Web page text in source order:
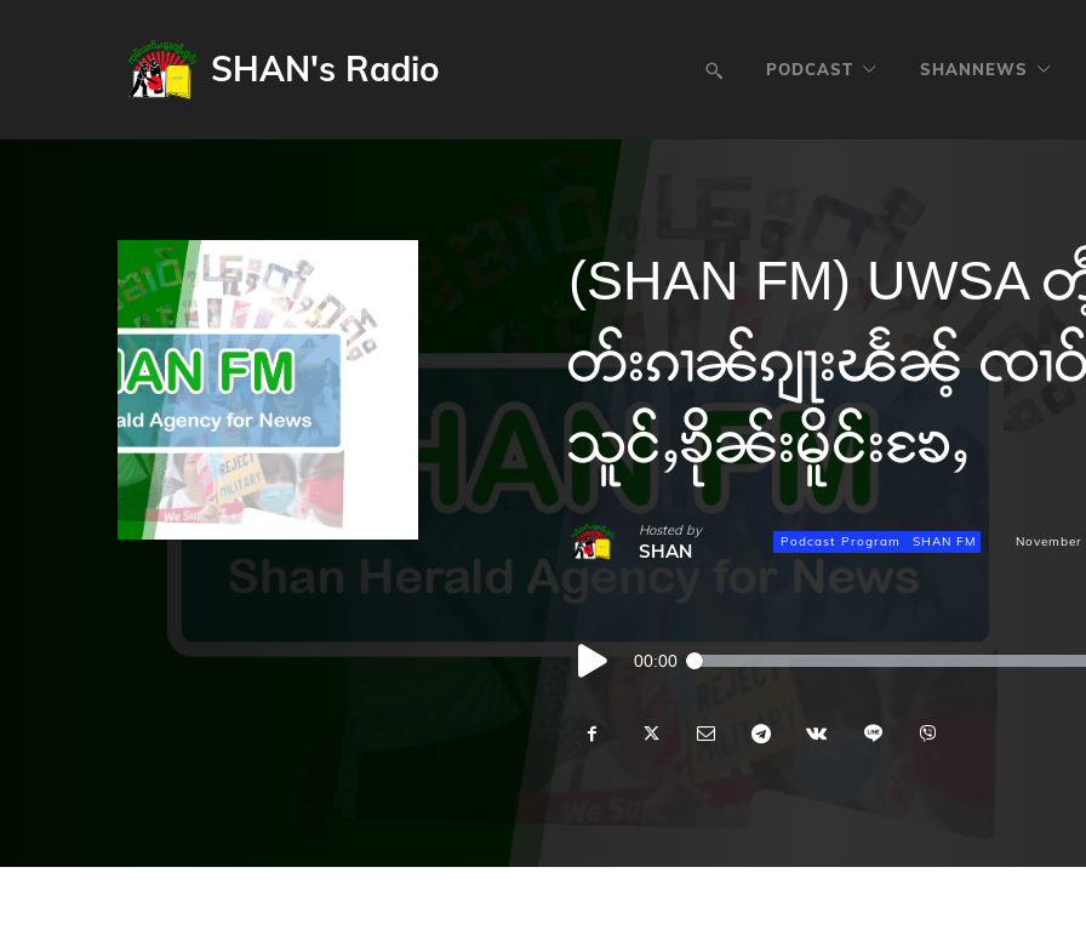
SHAN's Radio PODCAST SHANNEWS
(SHAN FM)
တ်းၵၢၼ်ၵျႃးၽႅၼ့် ၸၢဝ်
သူင်ႇၶိုၼ်းမိူင်းၶႄႇ
Hosted by
SHAN Podcast Program SHAN FM
Audio
Player
00:00